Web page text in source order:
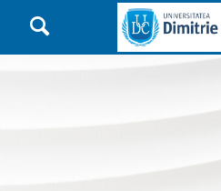

Main Navigation